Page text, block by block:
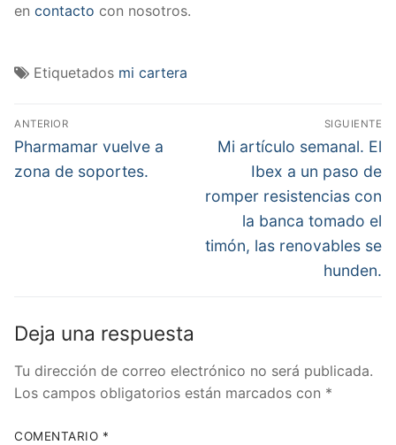
en contacto con nosotros.
Etiquetados mi cartera
Navegación
de
entradas
ANTERIOR
Entrada
anterior:
Pharmamar vuelve a
zona de soportes.
SIGUIENTE
Entrada
siguiente:
Mi artículo semanal. El
Ibex a un paso de
romper resistencias con
la banca tomado el
timón, las renovables se
hunden.
Deja una respuesta
Tu dirección de correo electrónico no será publicada.
Los campos obligatorios están marcados con *
COMENTARIO *